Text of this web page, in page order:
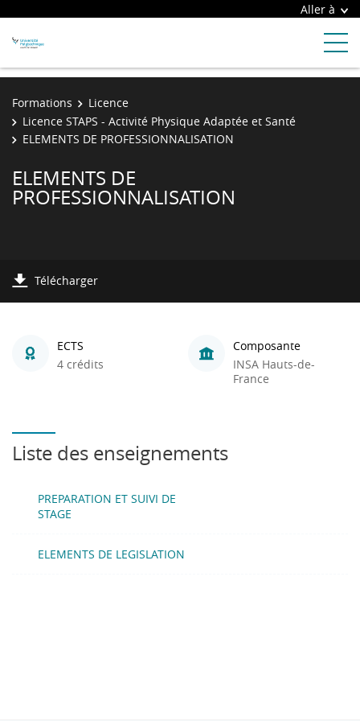
Aller à
Formations
Licence
Licence STAPS - Activité Physique Adaptée et Santé
ELEMENTS DE PROFESSIONNALISATION
ELEMENTS DE
PROFESSIONNALISATION
Télécharger
ECTS
4 crédits
Composante
INSA Hauts-de-
France
Liste des enseignements
PREPARATION ET SUIVI DE
STAGE
ELEMENTS DE LEGISLATION